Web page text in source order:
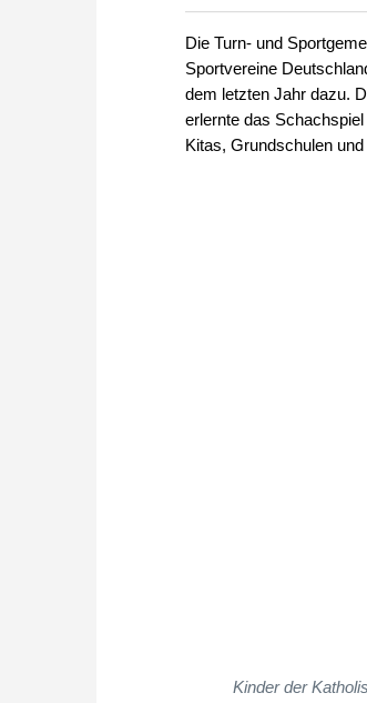
zuvor.
Die Turn- und
Sportvereine
dem letzten Jahr dazu.
erlernte das
Kitas, Grundschulen
Kinder der